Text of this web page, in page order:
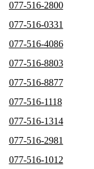
077-516-2800
077-516-0331
077-516-4086
077-516-8803
077-516-8877
077-516-1118
077-516-1314
077-516-2981
077-516-1012